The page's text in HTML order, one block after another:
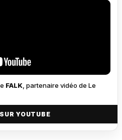
FALK , partenaire vidéo de Le
YOUTUBE